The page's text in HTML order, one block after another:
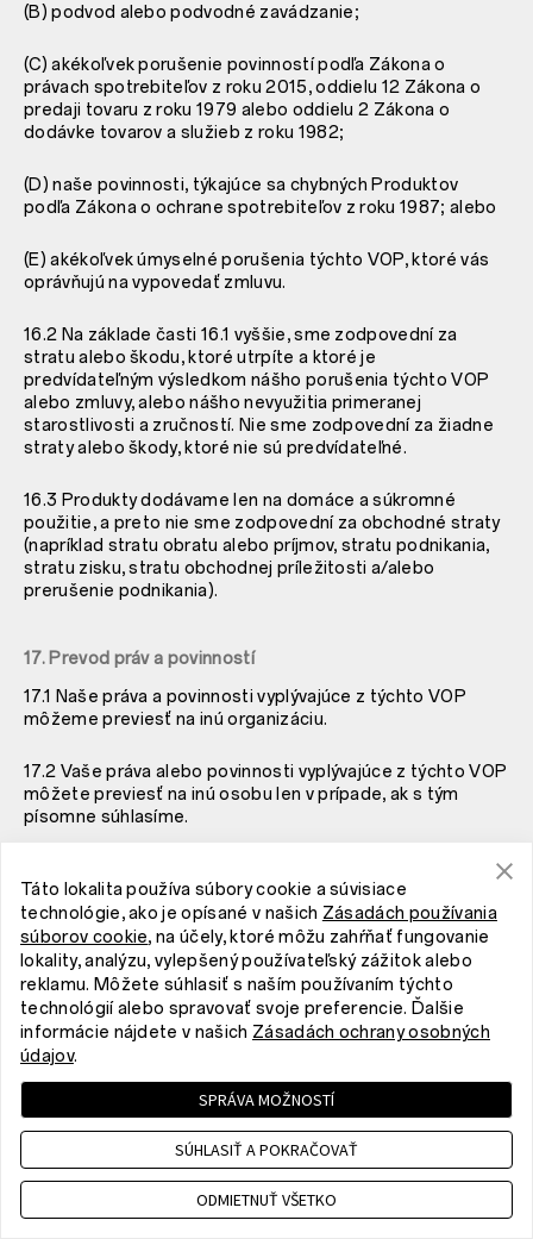
(B) podvod alebo podvodné zavádzanie;
(C) akékoľvek porušenie povinností podľa Zákona o
právach spotrebiteľov z roku 2015, oddielu 12 Zákona o
predaji tovaru z roku 1979 alebo oddielu 2 Zákona o
dodávke tovarov a služieb z roku 1982;
(D) naše povinnosti, týkajúce sa chybných Produktov
podľa Zákona o ochrane spotrebiteľov z roku 1987; alebo
(E) akékoľvek úmyselné porušenia týchto VOP, ktoré vás
oprávňujú na vypovedať zmluvu.
16.2 Na základe časti16.1 vyššie, sme zodpovední za
stratu alebo škodu, ktoré utrpíte a ktoré je
predvídateľným výsledkom nášho porušenia týchto VOP
alebo zmluvy, alebo nášho nevyužitia primeranej
starostlivosti a zručností. Nie sme zodpovední za žiadne
straty alebo škody, ktoré nie sú predvídateľné.
16.3 Produkty dodávame len na domáce a súkromné
použitie, a preto nie sme zodpovední za obchodné straty
(napríklad stratu obratu alebo príjmov, stratu podnikania,
stratu zisku, stratu obchodnej príležitosti a/alebo
prerušenie podnikania).
17. Prevod práv a povinností
17.1 Naše práva a povinnosti vyplývajúce z týchto VOP
môžeme previesť na inú organizáciu.
17.2 Vaše práva alebo povinnosti vyplývajúce z týchto VOP
môžete previesť na inú osobu len v prípade, ak s tým
písomne súhlasíme.
18. Zmeny
18.1 Vyhradzujeme si právo aktualizovať tieto VOP
kedykoľvek bez predchádzajúceho upozornenia
aktualizáciou našej webovej stránky.
18.2 Na základe časti18.3 nižšie, budete viazaní verziou
VOP platných v čase uzavretia zmluvy.
18.3 Od spoločnosti OnePlus sa môže vyžadovať, aby
zmenila VOP, ktorým podliehate, z nasledujúcich dôvodov:
(A) ak sa od nás vyžaduje, aby sme vykonali takéto zmeny
v súlade s platnými právnymi predpismi alebo
nariadeniami; a/alebo
Táto lokalita používa súbory cookie a súvisiace
technológie, ako je opísané v našich Zásadách používania
súborov cookie, na účely, ktoré môžu zahŕňať fungovanie
lokality, analýzu, vylepšený používateľský zážitok alebo
reklamu. Môžete súhlasiť s naším používaním týchto
technológií alebo spravovať svoje preferencie. Ďalšie
informácie nájdete v našich Zásadách ochrany osobných
údajov.
SPRÁVA MOŽNOSTÍ
SÚHLASIŤ A POKRAČOVAŤ
ODMIETNUŤ VŠETKO